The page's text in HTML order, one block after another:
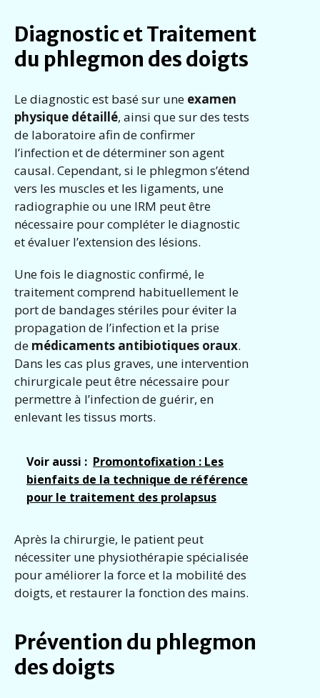
Diagnostic et Traitement
du phlegmon des doigts
Le diagnostic est basé sur une examen
physique détaillé, ainsi que sur des tests
de laboratoire afin de confirmer
l’infection et de déterminer son agent
causal. Cependant, si le phlegmon s’étend
vers les muscles et les ligaments, une
radiographie ou une IRM peut être
nécessaire pour compléter le diagnostic
et évaluer l’extension des lésions.
Une fois le diagnostic confirmé, le
traitement comprend habituellement le
port de bandages stériles pour éviter la
propagation de l’infection et la prise
de médicaments antibiotiques oraux.
Dans les cas plus graves, une intervention
chirurgicale peut être nécessaire pour
permettre à l’infection de guérir, en
enlevant les tissus morts.
Voir aussi : Promontofixation : Les
bienfaits de la technique de référence
pour le traitement des prolapsus
Après la chirurgie, le patient peut
nécessiter une physiothérapie spécialisée
pour améliorer la force et la mobilité des
doigts, et restaurer la fonction des mains.
Prévention du phlegmon
des doigts